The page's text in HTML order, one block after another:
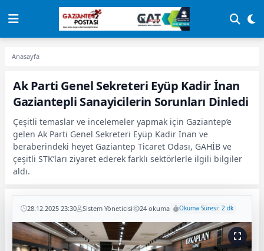
Anasayfa
Ak Parti Genel Sekreteri Eyüp Kadir İnan
Gaziantepli Sanayicilerin Sorunları Dinledi
Çeşitli temaslar ve incelemeler yapmak için Gaziantep’e
gelen Ak Parti Genel Sekreteri Eyüp Kadir İnan ve
beraberindeki heyet Gaziantep Ticaret Odası, GAHİB ve
çeşitli STK’ları ziyaret ederek farklı sektörlerle ilgili bilgiler
aldı.
28.12.2025 23:30 Sistem Yöneticisi 24 okuma Okuma Süresi: 2 dk